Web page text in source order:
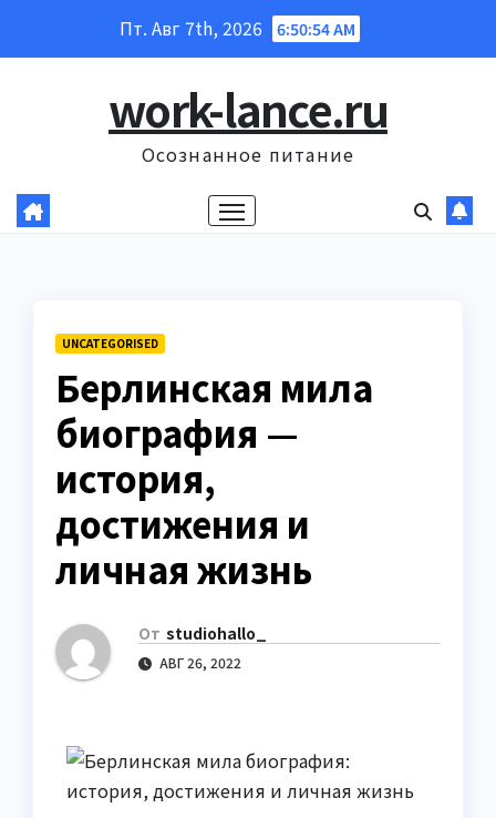
Пт. Авг 7th, 2026 6:50:55 AM
work-lance.ru
Осознанное питание
UNCATEGORISED
Берлинская мила
биография —
история,
достижения и
личная жизнь
От studiohallo_
АВГ 26, 2022